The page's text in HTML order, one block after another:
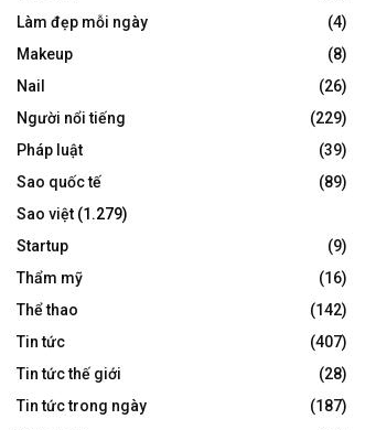
Làm đẹp mỗi ngày
(4)
Makeup
(8)
Nail
(26)
Người nổi tiếng
(229)
Pháp luật
(39)
Sao quốc tế
(89)
Sao việt (1.279)
Startup
(9)
Thẩm mỹ
(16)
Thể thao
(142)
Tin tức
(407)
Tin tức thế giới
(28)
Tin tức trong ngày
(187)